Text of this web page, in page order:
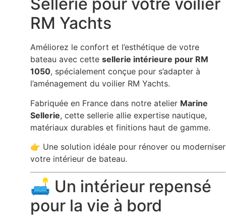
RM Yachts
Améliorez le confort et l’esthétique de votre
bateau avec cette sellerie intérieure pour RM
1050, spécialement conçue pour s’adapter à
l’aménagement du voilier RM Yachts.
Fabriquée en France dans notre atelier Marine
Sellerie, cette sellerie allie expertise nautique,
matériaux durables et finitions haut de gamme.
👉 Une solution idéale pour rénover ou moderniser
votre intérieur de bateau.
🛋️ Un intérieur repensé
pour la vie à bord